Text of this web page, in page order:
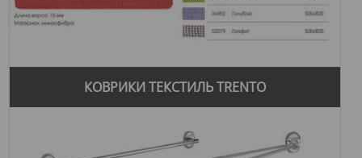
КОВРИКИ ТЕКСТИЛЬ TRENTO